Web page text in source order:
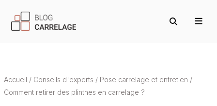
Accueil / Conseils d'experts / Pose carrelage et entretien /
Comment retirer des plinthes en carrelage ?